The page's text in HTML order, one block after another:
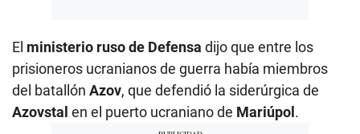
El ministerio ruso de Defensa dijo que entre los
prisioneros ucranianos de guerra había miembros
del batallón Azov, que defendió la siderúrgica de
Azovstal en el puerto ucraniano de Mariúpol.